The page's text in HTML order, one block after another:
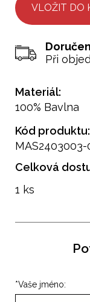
Při
Materiál:
100% Bavlna
Kód produktu:
MAS2403003-
Celková
1 ks
Vaše jméno:
*